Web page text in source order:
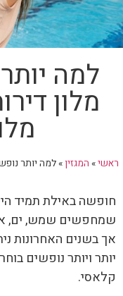
למה
מלון
ראשי» המגזין»למה יותר
חופשה באילת תמיד
שמחפשים שמש, ים,
אך בשנים האחרונות
יותר ויותר נופשים
קלאסי.